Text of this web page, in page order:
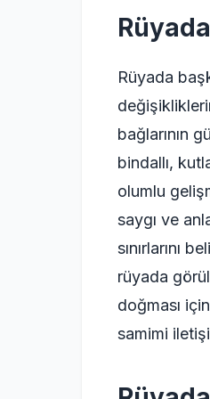
Rüyada
bağlarının
bindallı,
olumlu
saygı ve
sınırlarını
rüyada
doğması
samimi